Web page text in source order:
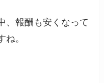
、報酬も安くなって
。